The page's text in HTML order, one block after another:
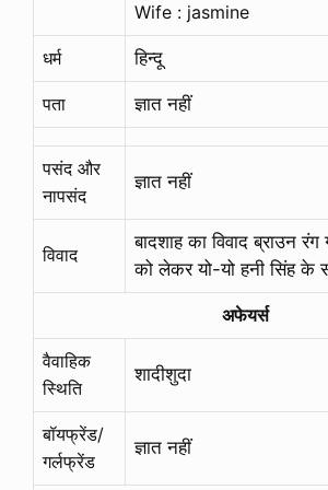
Wife : jasmine
धर्म हिन्दू
पता ज्ञात नहीं
पसंद और
नापसंद
ज्ञात नहीं
विवाद
बादशाह का विवाद ब्राउन
को लेकर यो-यो हनी सिंह के
अफेयर्स
वैवाहिक
स्थिति
शादीशुदा
बॉयफ्रेंड/
गर्लफ्रेंड
ज्ञात नहीं